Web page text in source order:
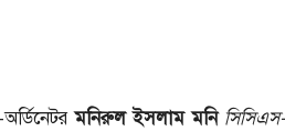
মনিরুল ইসলাম মনি